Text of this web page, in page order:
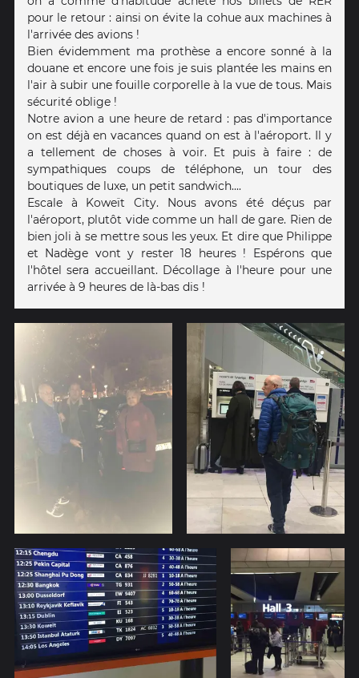
pour le retour : ainsi on évite la cohue aux machines à
l'arrivée des avions !
Bien évidemment ma prothèse a encore sonné à la
douane et encore une fois je suis plantée les mains en
l'air à subir une fouille corporelle à la vue de tous. Mais
sécurité oblige !
Notre avion a une heure de retard : pas d'importance
on est déjà en vacances quand on est à l'aéroport. Il y
a tellement de choses à voir. Et puis à faire : de
sympathiques coups de téléphone, un tour des
boutiques de luxe, un petit sandwich....
Escale à Koweït City. Nous avons été déçus par
l'aéroport, plutôt vide comme un hall de gare. Rien de
bien joli à se mettre sous les yeux. Et dire que Philippe
et Nadège vont y rester 18 heures ! Espérons que
l'hôtel sera accueillant. Décollage à l'heure pour une
arrivée à 9 heures de là-bas dis !